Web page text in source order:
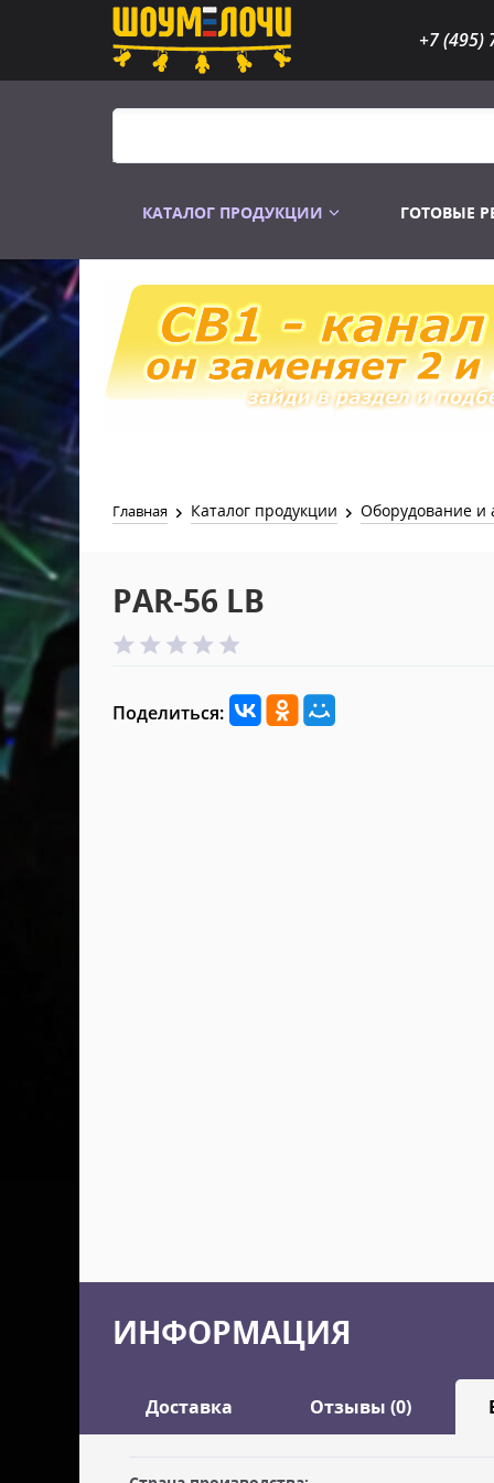
+7 (495)
КАТАЛОГ ПРОДУКЦИИ
Распродажа
ГОТОВЫЕ
Главная Каталог продукции Оборудование и
PAR-56 LB
Поделиться:
ИНФОРМАЦИЯ
Доставка Отзывы (0)